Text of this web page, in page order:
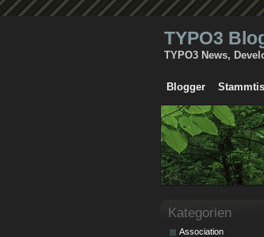
TYPO3
TYPO3 News,
Blogger
Kategorien
Association